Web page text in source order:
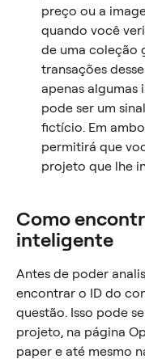
preço ou a
quando você
de uma coleção
transações
apenas algumas
pode ser um
fictício. Em
permitirá que
projeto que lhe
Como
inteligente
Antes de poder
encontrar o ID do
questão. Isso pode
projeto, na página
paper e até mesmo